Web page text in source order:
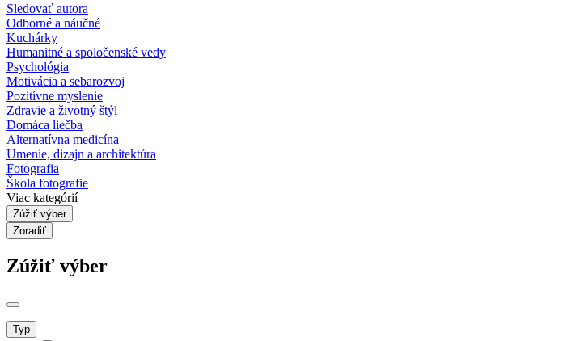
Sledovať autora
Odborné a náučné
Kuchárky
Humanitné a spoločenské vedy
Psychológia
Motivácia a sebarozvoj
Pozitívne myslenie
Zdravie a životný štýl
Domáca liečba
Alternatívna medicína
Umenie, dizajn a architektúra
Fotografia
Škola fotografie
Viac kategórií
Zúžiť výber
Zoradiť
Zúžiť výber
Typ